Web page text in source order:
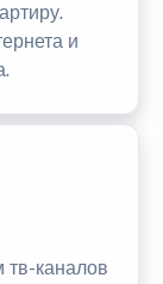
и
тв-каналов